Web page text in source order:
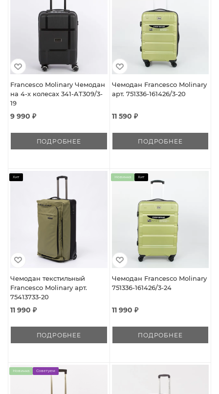
Francesco Molinary Чемодан
на 4-х колесах 341-AT309/3-
19
9 990 ₽
ПОДРОБНЕЕ
Чемодан Francesco Molinary
арт. 751336-161426/3-20
11 590 ₽
ПОДРОБНЕЕ
Хит
Чемодан текстильный
Francesco Molinary арт.
75413733-20
11 990 ₽
ПОДРОБНЕЕ
Новинка Хит
Чемодан Francesco Molinary
751336-161426/3-24
11 990 ₽
ПОДРОБНЕЕ
Новинка Советуем